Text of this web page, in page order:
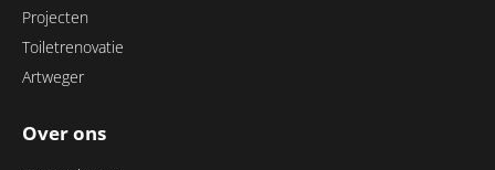
Projecten
Toiletrenovatie
Artweger
Over ons